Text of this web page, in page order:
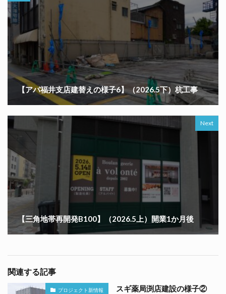
【アパ福井支店建替えの様子6】（2026.5下）杭工事
Next
【三角地帯再開発B100】（2026.5上）開業1か月後
関連する記事
プロジェクト新情報
スギ薬局渕店建設の様子②